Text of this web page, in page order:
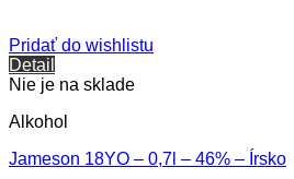
Pridať do wishlistu
Detail
Nie je na sklade
Alkohol
Jameson 18YO – 0,7l – 46% – Írsko